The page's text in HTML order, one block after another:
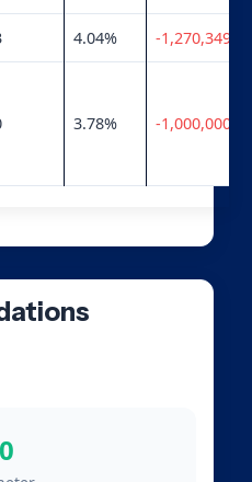
4.04% -1,270,349
3.78% -1,000,000
0